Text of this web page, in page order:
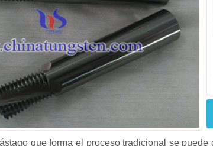
que forma el proceso tradicional se